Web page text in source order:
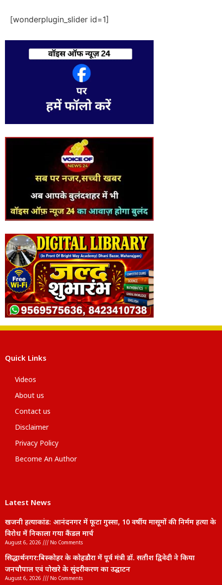
[wonderplugin_slider id=1]
Quick Links
Videos
About us
Contact us
Disclaimer
Privacy Policy
Become An Author
Latest News
खजनी हत्याकांड: आनंदनगर में फूटा गुस्सा, 10 वर्षीय मासूमों की निर्मम हत्या के
विरोध में निकाला गया कैंडल मार्च
August 6, 2026 No Comments
सिद्धार्थनगर:बिस्कोहर के कोहडौरा में पूर्व मंत्री डॉ. सतीश द्विवेदी ने किया
जनचौपाल एवं पोखरे के सुंदरीकरण का उद्घाटन
August 6, 2026 No Comments